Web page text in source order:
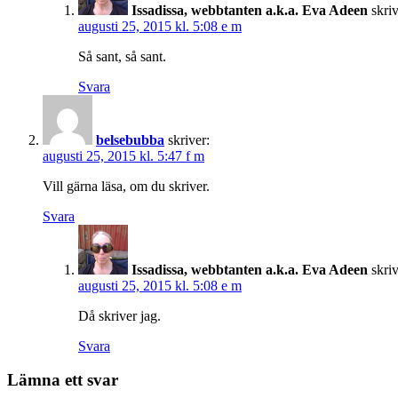
Issadissa, webbtanten a.k.a. Eva Adeen
augusti 25, 2015 kl. 5:08 e m
Så sant, så sant.
Svara
belsebubba skriver:
augusti 25, 2015 kl. 5:47 f m
Vill gärna läsa, om du skriver.
Svara
Issadissa, webbtanten a.k.a. Eva Adeen
augusti 25, 2015 kl. 5:08 e m
Då skriver jag.
Svara
Lämna ett svar